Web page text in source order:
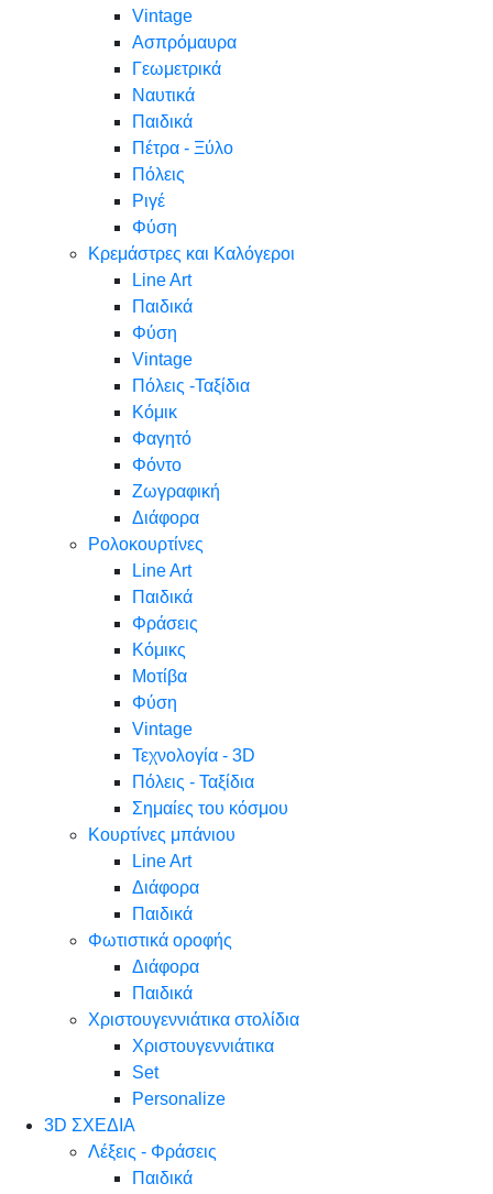
Vintage
Ασπρόμαυρα
Γεωμετρικά
Ναυτικά
Παιδικά
Πέτρα - Ξύλο
Πόλεις
Ριγέ
Φύση
Κρεμάστρες και Καλόγεροι
Line Art
Παιδικά
Φύση
Vintage
Πόλεις -Ταξίδια
Κόμικ
Φαγητό
Φόντο
Ζωγραφική
Διάφορα
Ρολοκουρτίνες
Line Art
Παιδικά
Φράσεις
Κόμικς
Μοτίβα
Φύση
Vintage
Τεχνολογία - 3D
Πόλεις - Ταξίδια
Σημαίες του κόσμου
Κουρτίνες μπάνιου
Line Art
Διάφορα
Παιδικά
Φωτιστικά οροφής
Διάφορα
Παιδικά
Χριστουγεννιάτικα στολίδια
Χριστουγεννιάτικα
Set
Personalize
3D ΣΧΕΔΙΑ
Λέξεις - Φράσεις
Παιδικά